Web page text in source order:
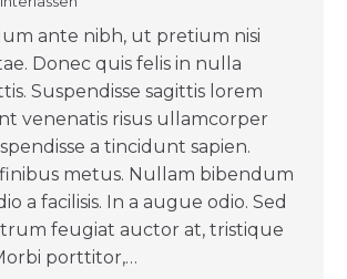
ante nibh, ut pretium nisi
Donec quis felis in nulla
Suspendisse sagittis lorem
venenatis risus ullamcorper
a tincidunt sapien.
metus. Nullam bibendum
a facilisis. In a augue odio. Sed
feugiat auctor at, tristique
porttitor,…